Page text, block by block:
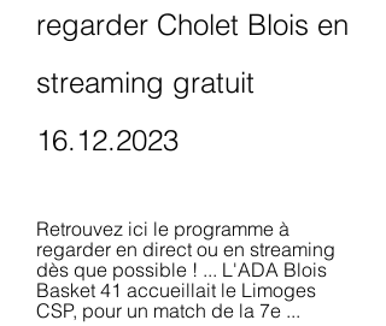
regarder Cholet Blois en
streaming gratuit
16.12.2023
Retrouvez ici le programme à
regarder en direct ou en streaming
dès que possible ! ... L'ADA Blois
Basket 41 accueillait le Limoges
CSP, pour un match de la 7e ...